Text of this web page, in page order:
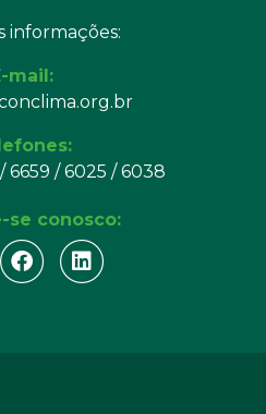
informações:
mail:
6659 / 6025 / 6038
se conosco: